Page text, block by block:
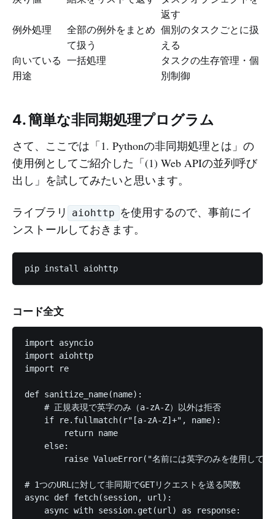
返す
例外処理
全部の例外をまとめ
て扱う
個別のタスクごとに扱
える
向いている
用途
一括処理
タスクの生存管理・個
別制御
4. 簡単な非同期処理プログラム
さて、ここでは「1. Pythonの非同期処理とは」の
使用例としてご紹介した「(1) Web APIの並列呼び
出し」を試してみたいと思います。
ライブラリ aiohttp を使用するので、事前にイ
ンストールしておきます。
コード全文
import asyncio
import aiohttp
import re
def sanitize_name(name):
    # 正規表現で英字のみ（a-zA-Z）以外は拒否
    if re.fullmatch(r"[a-zA-Z]+", name):
        return name
    else:
raise ValueError("名前には英字のみを使用してく
# 1つのURLに対して非同期でGETリクエストを送る関数
async def fetch(session, url):
    async with session.get(url) as response: